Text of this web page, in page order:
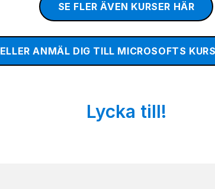
SE FLER ÄVEN KURSER HÄR
ELLER ANMÄL DIG TILL MICROSOFTS
Lycka till!